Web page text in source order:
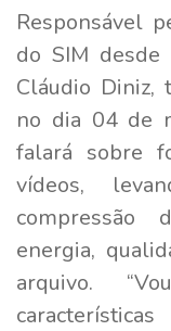
Responsável
do SIM
Cláudio Diniz,
no dia 04 de
falará sobre
vídeos,
compressão
energia,
arquivo.